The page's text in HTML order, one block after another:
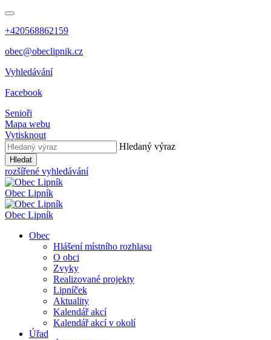
+420568862159
obec@obeclipnik.cz
Vyhledávání
Facebook
Senioři
Mapa webu
Vytisknout
Hledaný výraz
Hledat
rozšířené vyhledávání
Obec Lipník
Obec Lipník
Obec
Hlášení místního rozhlasu
O obci
Zvyky
Realizované projekty
Lipníček
Aktuality
Kalendář akcí
Kalendář akcí v okolí
Úřad